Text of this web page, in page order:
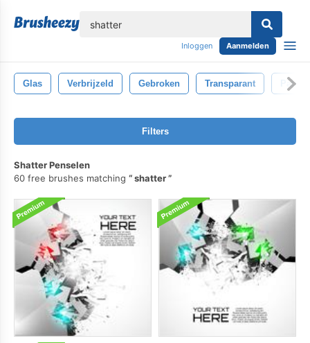
Inloggen Aanmelden
Glas Verbrijzeld Gebroken Transparant
Filters
Shatter Penselen
60 free brushes matching
shatter